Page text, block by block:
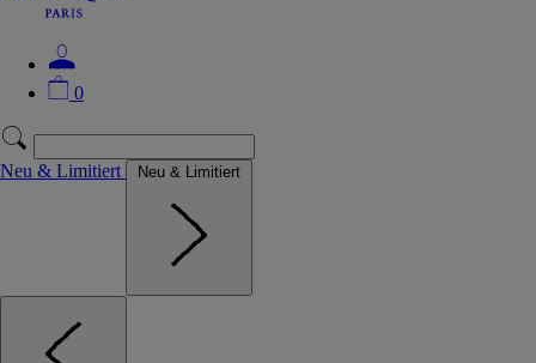
0
Neu & Limitiert Neu & Limitiert